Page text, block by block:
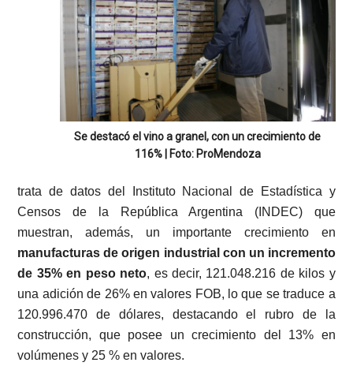
Se destacó el vino a granel, con un crecimiento de
116% | Foto: ProMendoza
trata de datos del Instituto Nacional de Estadística y
Censos de la República Argentina (INDEC) que
muestran, además, un importante crecimiento en
manufacturas de origen industrial con un incremento
de 35% en peso neto, es decir, 121.048.216 de kilos y
una adición de 26% en valores FOB, lo que se traduce a
120.996.470 de dólares, destacando el rubro de la
construcción, que posee un crecimiento del 13% en
volúmenes y 25 % en valores.